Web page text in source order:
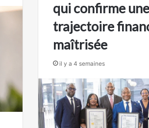
qui confirme une
trajectoire
maîtrisée
il y a 4 semaines